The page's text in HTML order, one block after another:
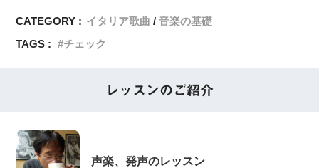
CATEGORY : イタリア歌曲
音楽の基礎
TAGS :
チェック
レッスンのご紹介
声楽、発声のレッスン